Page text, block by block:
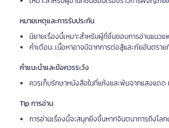
หมายเหตุและการรับประกัน
นิยายเรื่องนี้เหมาะสำหรับผู้ที่ชื่นชอบการอ่านแน
คำเตือน: เนื้อหาอาจมีฉากการต่อสู้และภัยอันตรา
คำแนะนำและข้อควรระวัง
ควรเก็บรักษาหนังสือในที่แห้งและพ้นจากแสงแด
Tip การอ่าน
การอ่านเรื่องนี้จะสนุกยิ่งขึ้นหากจินตนาการถึงโ